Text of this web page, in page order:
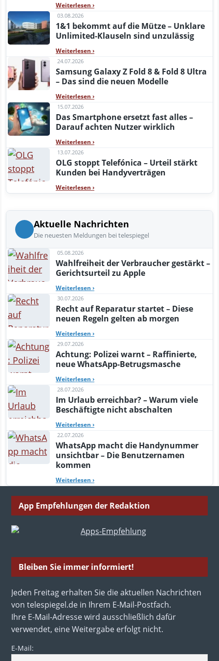
Weiterlesen ›
03.08.2026
1&1 bekommt auf die Mütze – Unklare
Unlimited-Klauseln sind unzulässig
Weiterlesen ›
24.07.2026
Samsung Galaxy Z Fold 8 & Fold 8 Ultra
– Das sind die neuen Modelle
Weiterlesen ›
15.07.2026
Das Smartphone ersetzt fast alles –
Darauf achten Nutzer wirklich
Weiterlesen ›
13.07.2026
OLG stoppt Telefónica – Urteil stärkt
Kunden bei Handyverträgen
Weiterlesen ›
Aktuelle Nachrichten
Die neuesten Meldungen bei telespiegel
05.08.2026
Wahlfreiheit der Verbraucher gestärkt –
Gerichtsurteil zu Apple
Weiterlesen ›
30.07.2026
Recht auf Reparatur startet – Diese
neuen Regeln gelten ab morgen
Weiterlesen ›
29.07.2026
Achtung: Polizei warnt – Raffinierte,
neue WhatsApp-Betrugsmasche
Weiterlesen ›
28.07.2026
Im Urlaub erreichbar? – Warum viele
Beschäftigte nicht abschalten
Weiterlesen ›
22.07.2026
WhatsApp macht die Handynummer
unsichtbar – Die Benutzernamen
kommen
Weiterlesen ›
App Empfehlungen der Redaktion
Bleiben Sie immer informiert!
Jeden Freitag erhalten Sie die aktuellen Nachrichten
von telespiegel.de in Ihrem E-Mail-Postfach.
Ihre E-Mail-Adresse wird ausschließlich dafür
verwendet, eine Weitergabe erfolgt nicht.
E-Mail: